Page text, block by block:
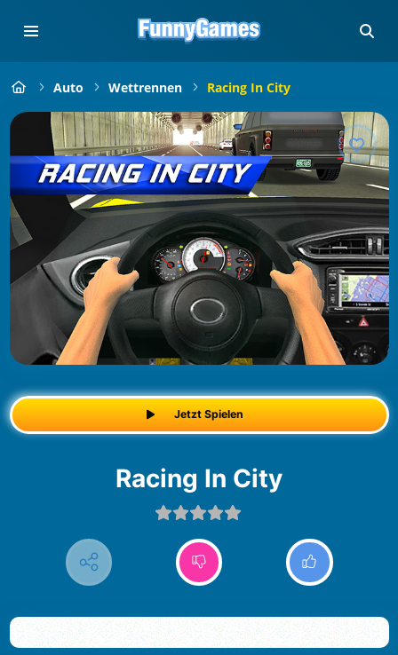
Auto Wettrennen Racing In City
Jetzt Spielen
Racing In City